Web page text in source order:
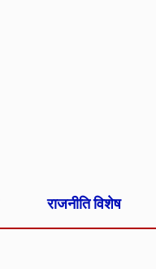
राजनीति विशेष